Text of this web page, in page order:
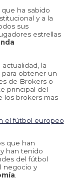
ha sabido
y a la
sus
estrellas
la
para obtener un
de Brokers o
principal del
los brokers mas
que han
han tenido
del fútbol
negocio y
.